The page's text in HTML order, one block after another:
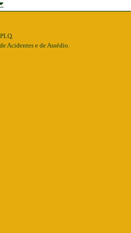
"Luiz de Queiroz".
Acidentes e de Assédio.